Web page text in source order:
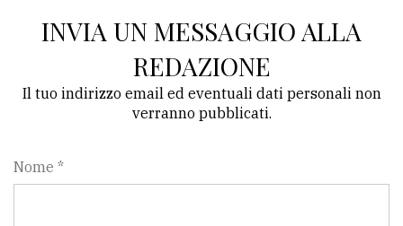
INVIA UN MESSAGGIO ALLA
REDAZIONE
Il tuo indirizzo email ed eventuali dati personali non
verranno pubblicati.
Nome *